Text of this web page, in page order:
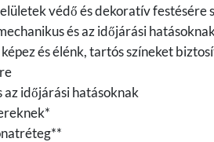
védő és dekoratív festésére
és az időjárási
és élénk, tartós színeket
az időjárási hatásoknak